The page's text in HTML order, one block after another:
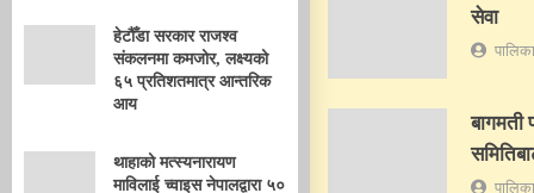
हेटौँडा सरकार राजश्व
संकलनमा कमजोर, लक्ष्यको
६५ प्रतिशतमात्र आन्तरिक
आय
थाहाको मत्स्यनारायण
माविलाई च्वाइस नेपालद्वारा ५०
सेवा
बागमती